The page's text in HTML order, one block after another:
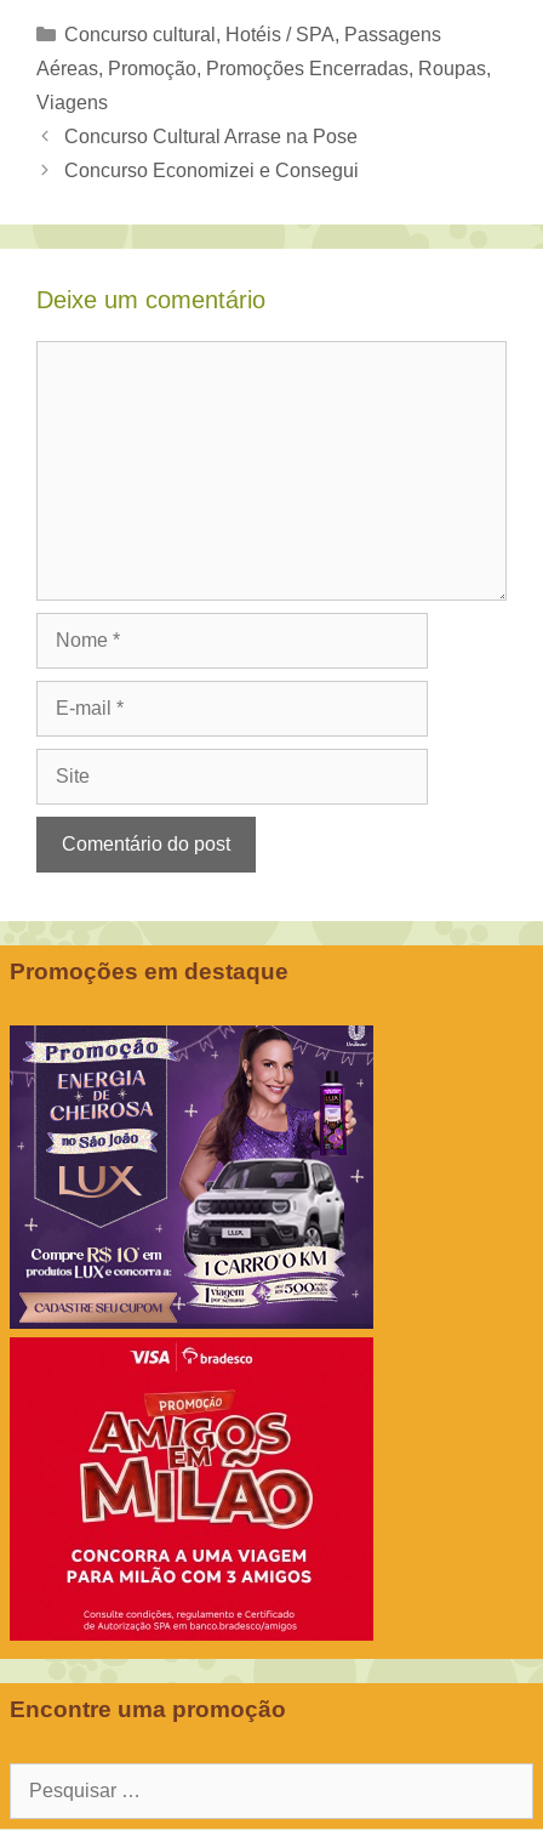
Categorias
Concurso cultural , Hotéis / SPA, Passagens
Aéreas, Promoção, Promoções Encerradas, Roupas,
Viagens
Concurso Cultural Arrase na Pose
Concurso Economizei e Consegui
Deixe um comentário
Promoções em destaque
Encontre uma promoção
Pesquisar